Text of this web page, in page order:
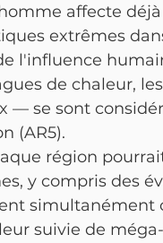
affecte
extrêmes
l'influence
de chaleur,
— se sont
(AR5).
région
y compris des
simultanément
suivie de